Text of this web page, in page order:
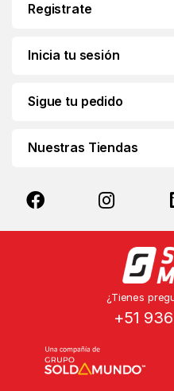
Registrate
Inicia tu sesión
Sigue tu pedido
Nuestras Tiendas
¿Tienes
+51